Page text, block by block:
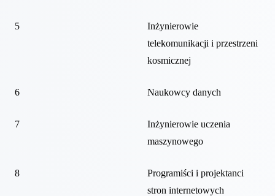
5
Inżynierowie
telekomunikacji i przestrzeni
kosmicznej
6 Naukowcy danych
7
Inżynierowie uczenia
maszynowego
8
Programiści i projektanci
stron internetowych